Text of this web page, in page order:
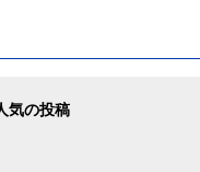
気の投稿